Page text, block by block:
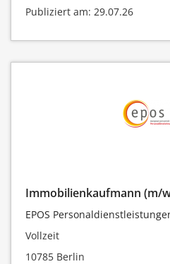
Publiziert am: 29.07.26
Immobilienkaufmann (m/
EPOS
Vollzeit
10785 Berlin